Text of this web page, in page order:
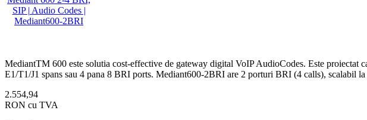
MediantTM 600 este solutia cost-effective de gateway digital VoIP AudioCodes. Este proiectat
E1/T1/J1 spans sau 4 pana 8 BRI ports. Mediant600-2BRI are 2 porturi BRI (4 calls), scalabil la
2.554,94
RON cu TVA